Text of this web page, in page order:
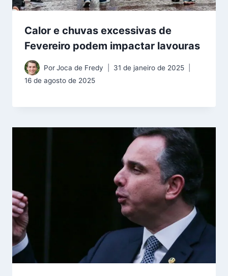
Calor e chuvas excessivas de
Fevereiro podem impactar lavouras
PorJoca de Fredy
31 de janeiro de 2025
16 de agosto de 2025